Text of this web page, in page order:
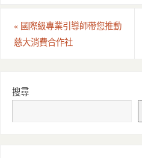
«國際級專業引導師帶您推動
慈大消費合作社
搜尋